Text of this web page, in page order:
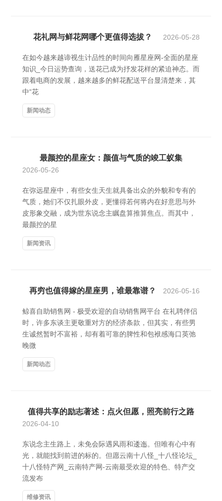
花礼网与鲜花网哪个更值得选拔？ 2026-05-28
在如今越来越谛视生计品性的时间向雁星座网-全面的星座
知识_今日运势查询，送花已成为抒发花样的紧迫神态。而
跟着电商的发展，越来越多的鲜花配送平台显清楚来，其
中“花
新闻动态
最颜控的星座女：颜值与气质的竣工蚁集
2026-05-26
在弥远星座中，有些女生天生就具备出众的外貌和专有的
气质，她们不仅扎眼外皮，更懂得若何将内在好意思与外
皮形象交融，成为世东说念主瞩盘算推算焦点。而其中，
最颜控的星
新闻资讯
再穷也值得嫁的星座男，谁最靠谱？ 2026-05-16
鲸喜自助销售网 - 极受欢迎的自动销售网平台 在礼聘伴侣
时，许多东谈主更敬重对方的经济条款，但其实，有些男
生诚然暂时不富裕，却有着可靠的脾性和包袱感海口英弛
晚微
新闻动态
值得共享的励志著述：点火但愿，照亮前行之路
2026-04-10
东说念主生路上，未免会际遇风雨和逶迤。但唯有心中有
光，就能找到前进的标的。但愿云南十八怪_十八怪论坛_
十八怪特产网_云南特产网-云南最受欢迎的特色、特产交
流发布
维修资讯